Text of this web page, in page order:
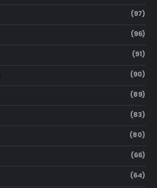
(97)
(96)
(91)
(90)
(89)
(83)
(80)
(66)
(64)